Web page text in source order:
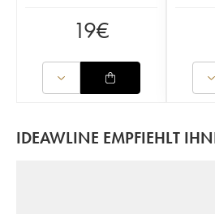
19€
IDEAWLINE EMPFIEHLT